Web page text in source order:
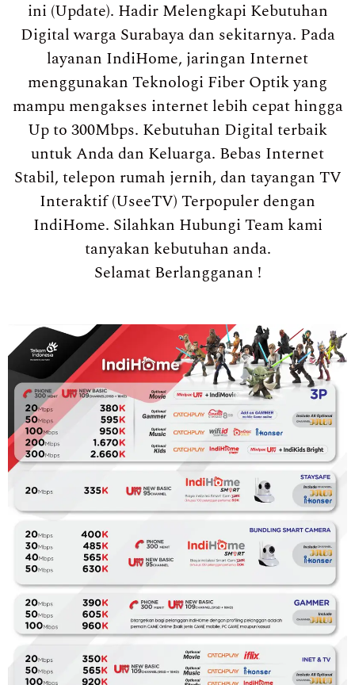
ini (Update). Hadir Melengkapi Kebutuhan
Digital warga Surabaya dan sekitarnya. Pada
layanan IndiHome, jaringan Internet
menggunakan Teknologi Fiber Optik yang
mampu mengakses internet lebih cepat hingga
Up to 300Mbps. Kebutuhan Digital terbaik
untuk Anda dan Keluarga. Bebas Internet
Stabil, telepon rumah jernih, dan tayangan TV
Interaktif (UseeTV) Terpopuler dengan
IndiHome. Silahkan Hubungi Team kami
tanyakan kebutuhan anda.
Selamat Berlangganan !